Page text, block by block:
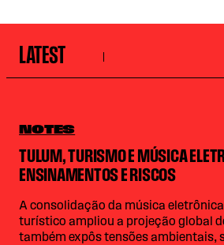
LATEST
NOTES
TULUM, TURISMO E MÚSICA
ENSINAMENTOS E RISCOS
A consolidação da música
turístico ampliou a projeção global
também expôs tensões ambientais,